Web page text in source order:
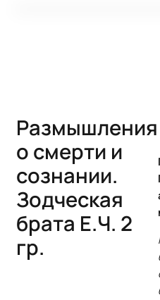
Размышления
о смерти и
сознании.
Зодческая
брата Е.Ч. 2
гр.